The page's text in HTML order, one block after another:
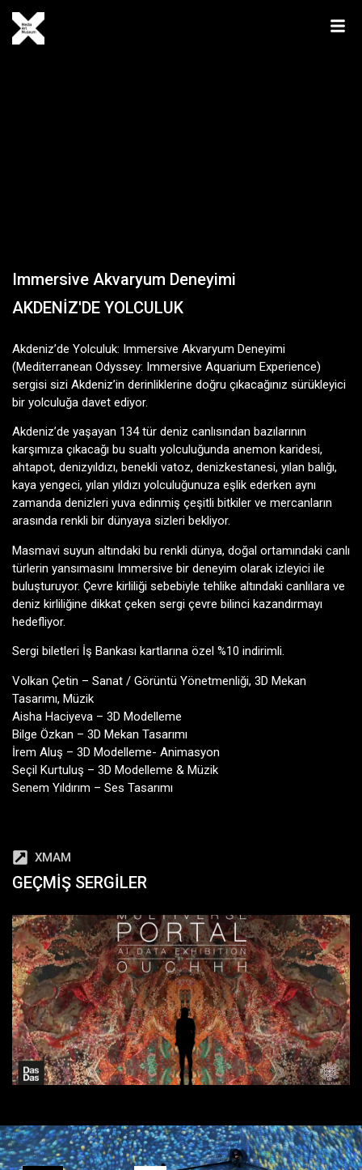
Immersive Akvaryum Deneyimi
AKDENİZ'DE YOLCULUK
Akdeniz’de Yolculuk: Immersive Akvaryum Deneyimi
(Mediterranean Odyssey: Immersive Aquarium Experience)
sergisi sizi Akdeniz’in derinliklerine doğru çıkacağınız sürükleyici
bir yolculuğa davet ediyor.
Akdeniz’de yaşayan 134 tür deniz canlısından bazılarının
karşımıza çıkacağı bu sualtı yolculuğunda anemon karidesi,
ahtapot, denizyıldızı, benekli vatoz, denizkestanesi, yılan balığı,
kaya yengeci, yılan yıldızı yolculuğunuza eşlik ederken aynı
zamanda denizleri yuva edinmiş çeşitli bitkiler ve mercanların
arasında renkli bir dünyaya sizleri bekliyor.
Masmavi suyun altındaki bu renkli dünya, doğal ortamındaki canlı
türlerin yansımasını Immersive bir deneyim olarak izleyici ile
buluşturuyor. Çevre kirliliği sebebiyle tehlike altındaki canlılara ve
deniz kirliliğine dikkat çeken sergi çevre bilinci kazandırmayı
hedefliyor.
Sergi biletleri İş Bankası kartlarına özel %10 indirimli.
Volkan Çetin – Sanat / Görüntü Yönetmenliği, 3D Mekan
Tasarımı, Müzik
Aisha Haciyeva – 3D Modelleme
Bilge Özkan – 3D Mekan Tasarımı
İrem Aluş – 3D Modelleme- Animasyon
Seçil Kurtuluş – 3D Modelleme & Müzik
Senem Yıldırım – Ses Tasarımı
XMAM
GEÇMIŞ SERGILER